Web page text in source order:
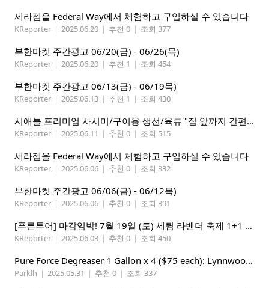
세라젬을 Federal Way에서 체험하고 구입하실 수 있습니다
KReporter | 2025.06.20 | 추천 0 | 조회 377
부한마켓 주간광고 06/20(금) - 06/26(목)
KReporter | 2025.06.20 | 추천 1 | 조회 454
부한마켓 주간광고 06/13(금) - 06/19목)
KReporter | 2025.06.13 | 추천 1 | 조회 430
시애틀 프리미엄 사시미/구이용 생선/육류 "집 앞까지 간편하게" – 영오션닷컴
KReporter | 2025.06.11 | 추천 0 | 조회 515
세라젬을 Federal Way에서 체험하고 구입하실 수 있습니다
KReporter | 2025.06.06 | 추천 0 | 조회 332
부한마켓 주간광고 06/06(금) - 06/12목)
KReporter | 2025.06.06 | 추천 0 | 조회 391
[푸른투어] 마감임박! 7월 19일 (토) 세큄 라벤더 축제 1+1 이벤트
KReporter | 2025.06.03 | 추천 0 | 조회 450
Pure Force Degreaser 1 Gallon x 4 ($75 each): Lynnwood 지역
Parklh | 2025.05.31 | 추천 0 | 조회 337